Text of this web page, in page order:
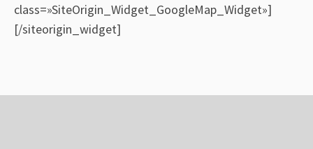
class=»SiteOrigin_Widget_GoogleMap_Widget»]
[/siteorigin_widget]